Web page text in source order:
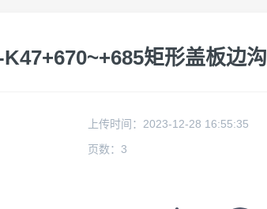
矩形盖板边沟
上传时间： 2023-12-28 16:55:35
页数： 3